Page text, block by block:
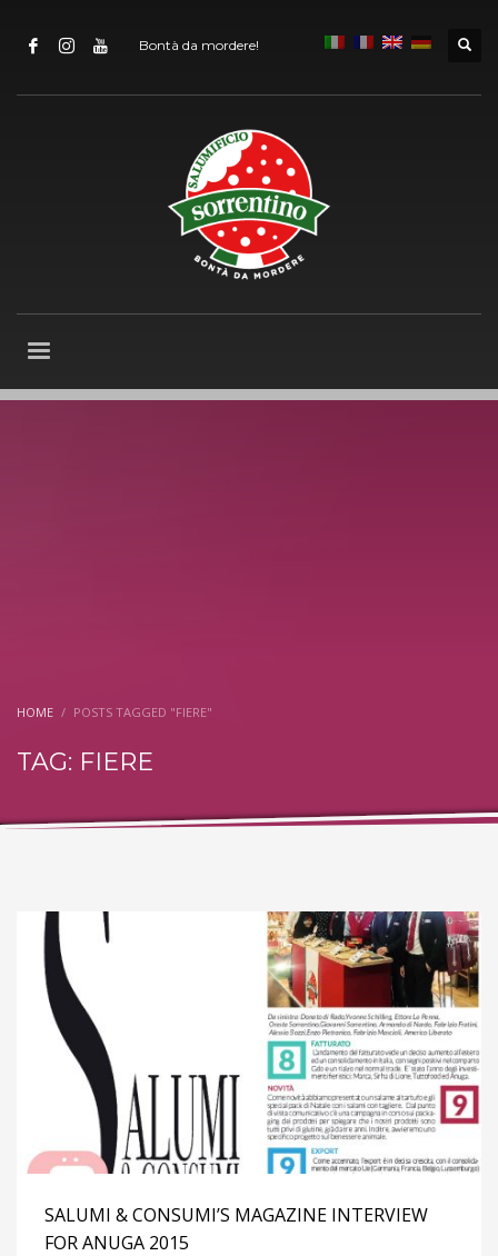
Bontà da mordere!
HOME POSTS TAGGED "FIERE"
TAG: FIERE
SALUMI & CONSUMI’S MAGAZINE INTERVIEW
FOR ANUGA 2015